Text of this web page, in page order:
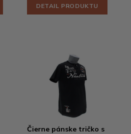
DETAIL PRODUKTU
Čierne pánske tričko s